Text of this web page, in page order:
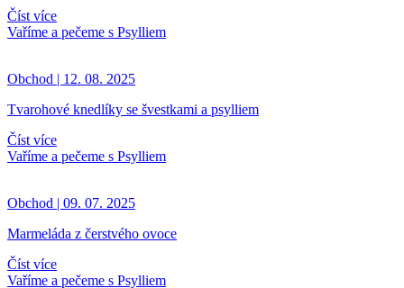
Číst více
Vaříme a pečeme s Psylliem
Obchod | 12. 08. 2025
Tvarohové knedlíky se švestkami a psylliem
Číst více
Vaříme a pečeme s Psylliem
Obchod | 09. 07. 2025
Marmeláda z čerstvého ovoce
Číst více
Vaříme a pečeme s Psylliem